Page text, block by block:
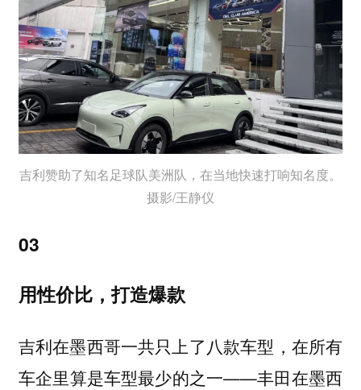
吉利赞助了知名足球队美洲队，在当地快速打响知名度。
摄影/王静仪
03
用性价比，打造爆款
吉利在墨西哥一共只上了八款车型，在所有
车企里算是车型最少的之一——丰田在墨西